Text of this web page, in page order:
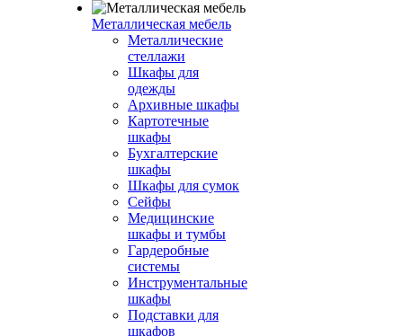
Металлическая мебель
Металлические
стеллажи
Шкафы для
одежды
Архивные шкафы
Картотечные
шкафы
Бухгалтерские
шкафы
Шкафы для сумок
Сейфы
Медицинские
шкафы и тумбы
Гардеробные
системы
Инструментальные
шкафы
Подставки для
шкафов